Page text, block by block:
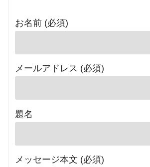
お名前 (必須)
メールアドレス (必須)
題名
メッセージ本文 (必須)